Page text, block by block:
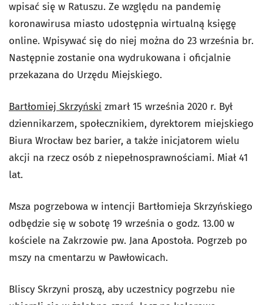
wpisać się w Ratuszu. Ze względu na pandemię
koronawirusa miasto udostępnia wirtualną księgę
online. Wpisywać się do niej można do 23 września br.
Następnie zostanie ona wydrukowana i oficjalnie
przekazana do Urzędu Miejskiego.
Bartłomiej Skrzyński zmarł 15 września 2020 r. Był
dziennikarzem, społecznikiem, dyrektorem miejskiego
Biura Wrocław bez barier, a także inicjatorem wielu
akcji na rzecz osób z niepełnosprawnościami. Miał 41
lat.
Msza pogrzebowa w intencji Bartłomieja Skrzyńskiego
odbędzie się w sobotę 19 września o godz. 13.00 w
kościele na Zakrzowie pw. Jana Apostoła. Pogrzeb po
mszy na cmentarzu w Pawłowicach.
Bliscy Skrzyni proszą, aby uczestnicy pogrzebu nie